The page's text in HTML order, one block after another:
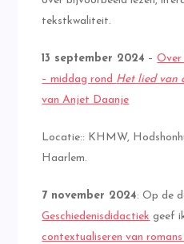
tekstkwaliteit.
13 september 2024 –Over
– middag rond Het lied van
van Anjet Daanje
Locatie:: KHMW,
Haarlem.
7 november 2024: Op de
Geschiedenisdidactiek geef
contextualiseren van